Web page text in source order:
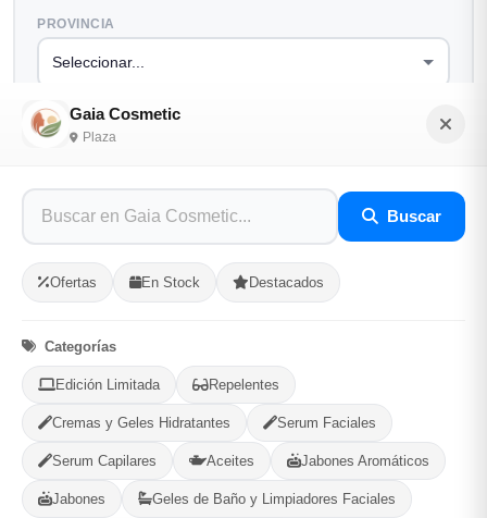
Gaia Cosmetic
Plaza
Buscar
Ofertas En Stock Destacados
Categorías
Edición Limitada Repelentes
Cremas y Geles Hidratantes Serum Faciales
Serum Capilares Aceites Jabones Aromáticos
Jabones Geles de Baño y Limpiadores Faciales
PROVINCIA
MUNICIPIO
- + Comprar!
Categorías: Productos Frescos
Compartir Favorito
MÉTODOS DE PAGO ACEPTADOS
Efectivo